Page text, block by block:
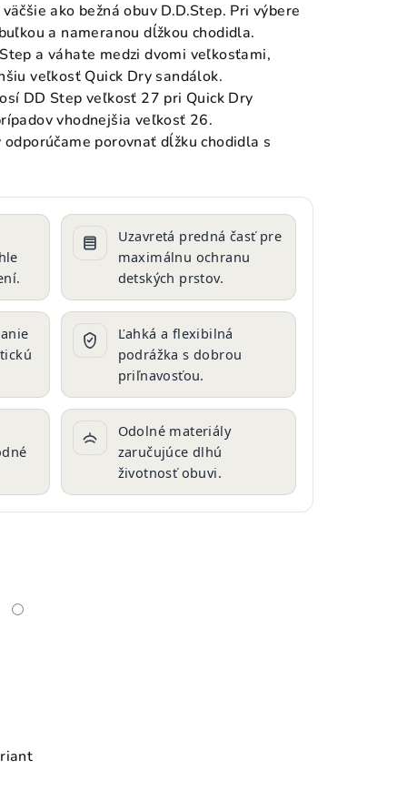
ako bežná obuv D.D.Step. Pri výbere
a nameranou dĺžkou chodidla.
a váhate medzi dvomi veľkosťami,
veľkosť Quick Dry sandálok.
DD Step veľkosť 27 pri Quick Dry
vhodnejšia veľkosť 26.
porovnať dĺžku chodidla s
Uzavretá predná časť pre
maximálnu ochranu
detských prstov.
Ľahká a flexibilná
podrážka s dobrou
priľnavosťou.
Odolné materiály
zaručujúce dlhú
životnosť obuvi.